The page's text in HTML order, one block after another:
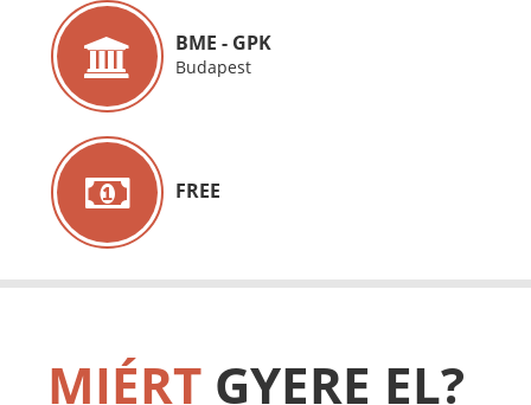
BME - GPK
Budapest
FREE
MIÉRT GYERE EL?